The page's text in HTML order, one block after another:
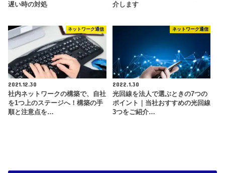
遅い時の対処
介します
ネットワーク通信
2021.12.30
社内ネットワークの構築で、自社
を1つ上のステージへ！構築の手
順と注意点を…
ネットワーク通信
2022.1.30
光回線を法人で選ぶときの7つの
ポイント｜当社おすすめの光回線
3つをご紹介…